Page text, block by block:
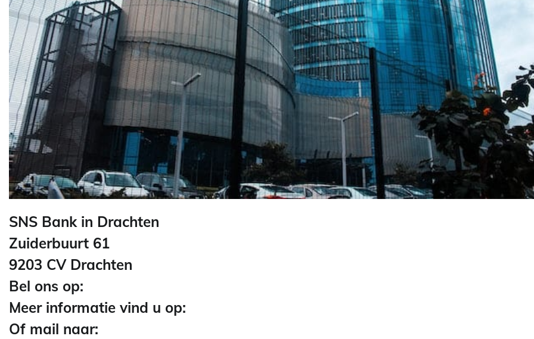
SNS Bank in Drachten
Zuiderbuurt 61
9203 CV Drachten
Bel ons op:
Meer informatie vind u op:
Of mail naar: